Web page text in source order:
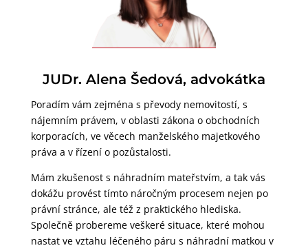
JUDr. Alena Šedová, advokátka
Poradím vám zejména s převody nemovitostí, s
nájemním právem, v oblasti zákona o obchodních
korporacích, ve věcech manželského majetkového
práva a v řízení o pozůstalosti.
Mám zkušenost s náhradním mateřstvím, a tak vás
dokážu provést tímto náročným procesem nejen po
právní stránce, ale též z praktického hlediska.
Společně probereme veškeré situace, které mohou
nastat ve vztahu léčeného páru s náhradní matkou v